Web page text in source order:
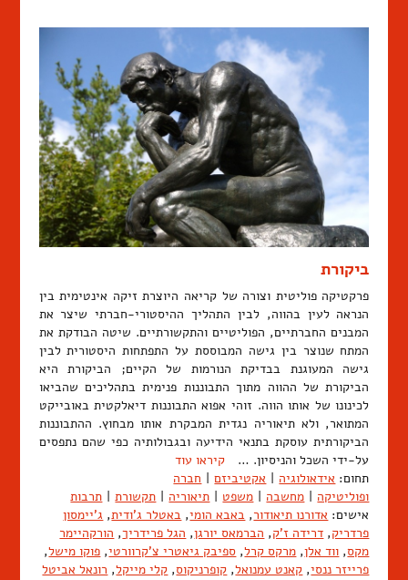
ביקורת
פרקטיקה פוליטית וצורה של קריאה היוצרת זיקה אינטימית בין
הנראה לעין בהווה, לבין התהליך ההיסטורי-חברתי שיצר את
המבנים החברתיים, הפוליטיים והתקשורתיים. שיטה הבודקת את
המתח שנוצר בין גישה המבוססת על התפתחות היסטורית לבין
גישה המעוגנת בבדיקת הנורמות של הקיים; הביקורת היא
הביקורת של ההווה מתוך התבוננות פנימית בתהליכים שהביאו
לכינונו של אותו הווה. זוהי אפוא התבוננות דיאלקטית באובייקט
המתואר, ולא תיאוריה נגדית המבקרת אותו מבחוץ. ההתבוננות
הביקורתית עוסקת בתנאי הידיעה ובגבולותיה כפי שהם נתפסים
על-ידי השכל והניסיון. … קיראו עוד
תחום: אידאולוגיה אקטיביזם
חברה
ופוליטיקה
מחשבה משפט תיאוריה תקשורת
תרבות
אישים: אדורנו תיאודור, באבא הומי, באטלר ג'ודית, ג'יימסון
פרדריק, דרידה ז'ק, הברמאס יורגן, הגל פרידריך, הורקהיימר
מקס, ווד אלן, מרקס קרל, ספיבק גיאטרי צ'קרוורטי, פוקו מישל,
פרייזר ננסי, קאנט עמנואל, קופרניקוס, קלי מייקל, רונאל אביטל